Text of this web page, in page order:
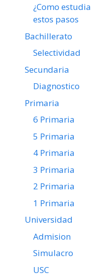
¿Como
estos pasos
Bachillerato
Selectividad
Secundaria
Diagnostico
Primaria
6 Primaria
5 Primaria
4 Primaria
3 Primaria
2 Primaria
1 Primaria
Universidad
Admision
Simulacro
USC